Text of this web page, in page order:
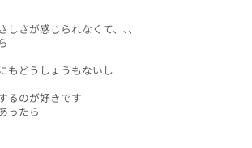
しさが感じられなくて、､、
もどうしょうもないし
るのが好きです
ったら